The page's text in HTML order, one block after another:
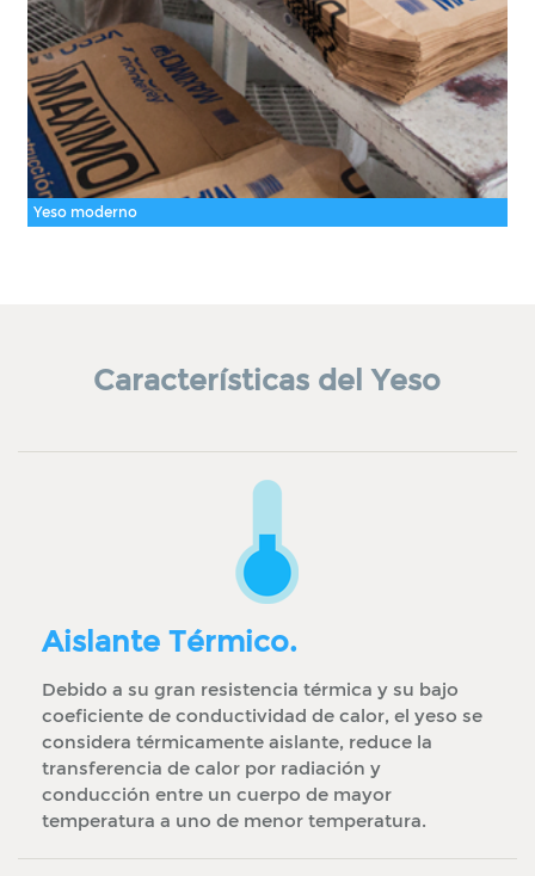
Yeso moderno
Características del Yeso
Aislante Térmico.
Debido a su gran resistencia térmica y su bajo
coeficiente de conductividad de calor, el yeso se
considera térmicamente aislante, reduce la
transferencia de calor por radiación y
conducción entre un cuerpo de mayor
temperatura a uno de menor temperatura.